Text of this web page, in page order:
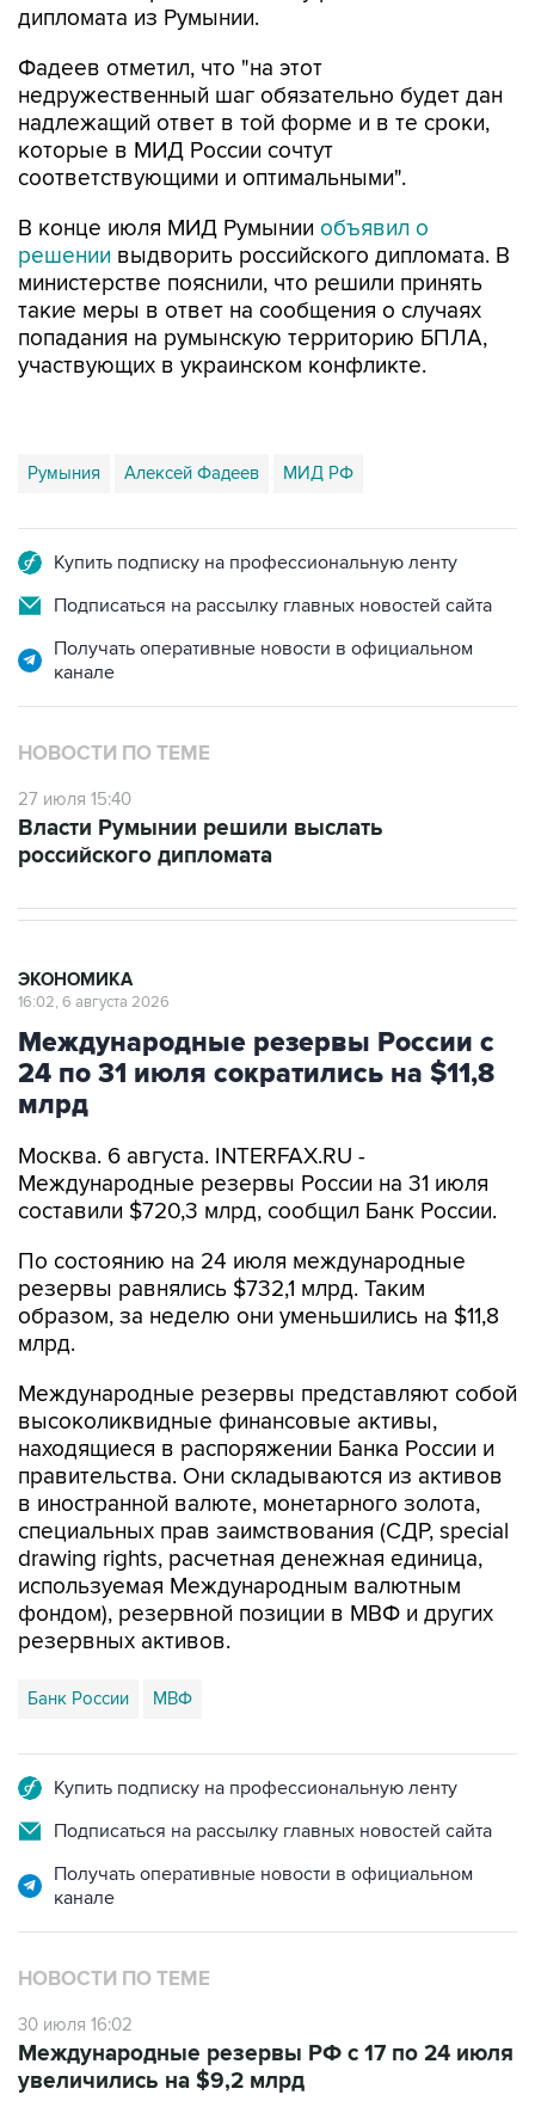
дипломата из Румынии.
Фадеев отметил, что "на этот
недружественный шаг обязательно будет дан
надлежащий ответ в той форме и в те сроки,
которые в МИД России сочтут
соответствующими и оптимальными".
В конце июля МИД Румынии объявил о
решении выдворить российского дипломата. В
министерстве пояснили, что решили принять
такие меры в ответ на сообщения о случаях
попадания на румынскую территорию БПЛА,
участвующих в украинском конфликте.
Румыния Алексей Фадеев МИД РФ
Купить подписку на профессиональную ленту
Подписаться на рассылку главных новостей сайта
Получать оперативные новости в официальном
канале
НОВОСТИ ПО ТЕМЕ
27 июля 15:40
Власти Румынии решили выслать
российского дипломата
ЭКОНОМИКА
16:02, 6 августа 2026
Международные резервы России с
24 по 31 июля сократились на $11,8
млрд
Москва. 6 августа. INTERFAX.RU -
Международные резервы России на 31 июля
составили $720,3 млрд, сообщил Банк России.
По состоянию на 24 июля международные
резервы равнялись $732,1 млрд. Таким
образом, за неделю они уменьшились на $11,8
млрд.
Международные резервы представляют собой
высоколиквидные финансовые активы,
находящиеся в распоряжении Банка России и
правительства. Они складываются из активов
в иностранной валюте, монетарного золота,
специальных прав заимствования (СДР, special
drawing rights, расчетная денежная единица,
используемая Международным валютным
фондом), резервной позиции в МВФ и других
резервных активов.
Банк России МВФ
Купить подписку на профессиональную ленту
Подписаться на рассылку главных новостей сайта
Получать оперативные новости в официальном
канале
НОВОСТИ ПО ТЕМЕ
30 июля 16:02
Международные резервы РФ с 17 по 24 июля
увеличились на $9,2 млрд